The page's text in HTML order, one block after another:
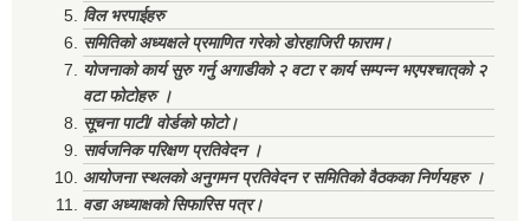
विल भरपाईहरु
समितिको अध्यक्षले प्रमाणित गरेको डोरहाजिरी फाराम।
योजनाको कार्य सुरु गर्नु अगाडीको २ वटा र कार्य सम्पन्न भएपश्चात्‌को २
वटा फोटोहरु ।
सूचना पाटी/ वोर्डको फोटो।
सार्वजनिक परिक्षण प्रतिवेदन ।
आयोजना स्थलको अनुगमन प्रतिवेदन र समितिको वैठकका निर्णयहरु ।
वडा अध्याक्षको सिफारिस पत्र।